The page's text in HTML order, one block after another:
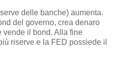
delle banche) aumenta.
del governo, crea denaro
vende il bond. Alla fine
riserve e la FED possiede il